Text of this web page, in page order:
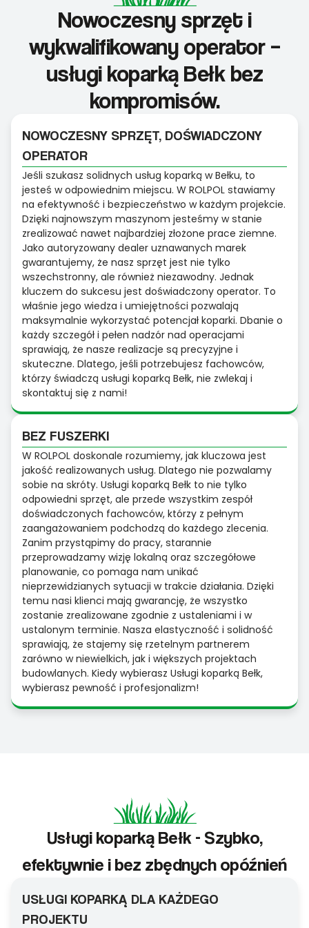
Nowoczesny sprzęt i
wykwalifikowany operator –
usługi koparką Bełk bez
kompromisów.
NOWOCZESNY SPRZĘT, DOŚWIADCZONY
OPERATOR
Jeśli szukasz solidnych usług koparką w Bełku, to
jesteś w odpowiednim miejscu. W ROLPOL stawiamy
na efektywność i bezpieczeństwo w każdym projekcie.
Dzięki najnowszym maszynom jesteśmy w stanie
zrealizować nawet najbardziej złożone prace ziemne.
Jako autoryzowany dealer uznawanych marek
gwarantujemy, że nasz sprzęt jest nie tylko
wszechstronny, ale również niezawodny. Jednak
kluczem do sukcesu jest doświadczony operator. To
właśnie jego wiedza i umiejętności pozwalają
maksymalnie wykorzystać potencjał koparki. Dbanie o
każdy szczegół i pełen nadzór nad operacjami
sprawiają, że nasze realizacje są precyzyjne i
skuteczne. Dlatego, jeśli potrzebujesz fachowców,
którzy świadczą usługi koparką Bełk, nie zwlekaj i
skontaktuj się z nami!
BEZ FUSZERKI
W ROLPOL doskonale rozumiemy, jak kluczowa jest
jakość realizowanych usług. Dlatego nie pozwalamy
sobie na skróty. Usługi koparką Bełk to nie tylko
odpowiedni sprzęt, ale przede wszystkim zespół
doświadczonych fachowców, którzy z pełnym
zaangażowaniem podchodzą do każdego zlecenia.
Zanim przystąpimy do pracy, starannie
przeprowadzamy wizję lokalną oraz szczegółowe
planowanie, co pomaga nam unikać
nieprzewidzianych sytuacji w trakcie działania. Dzięki
temu nasi klienci mają gwarancję, że wszystko
zostanie zrealizowane zgodnie z ustaleniami i w
ustalonym terminie. Nasza elastyczność i solidność
sprawiają, że stajemy się rzetelnym partnerem
zarówno w niewielkich, jak i większych projektach
budowlanych. Kiedy wybierasz Usługi koparką Bełk,
wybierasz pewność i profesjonalizm!
Usługi koparką Bełk - Szybko,
efektywnie i bez zbędnych opóźnień
USŁUGI KOPARKĄ DLA KAŻDEGO
PROJEKTU